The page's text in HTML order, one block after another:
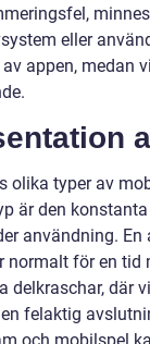
eller
appen, medan
olika typer av
är den
användning.
normalt för en tid
delkraschar, där
felaktig